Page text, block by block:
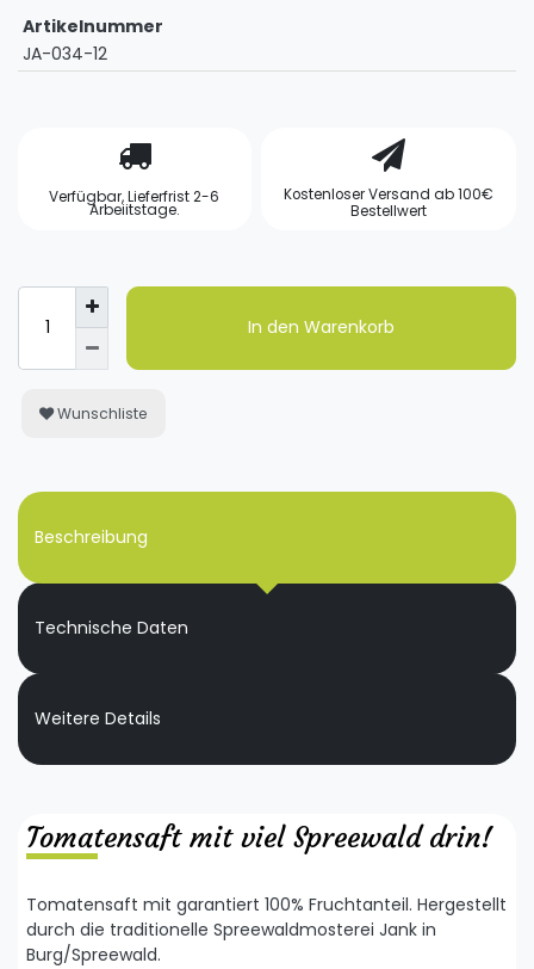
Artikelnummer
JA-034-12
Verfügbar, Lieferfrist 2-6
Arbeiitstage.
Kostenloser Versand ab 100€
Bestellwert
In den Warenkorb
Wunschliste
Beschreibung
Technische Daten
Weitere Details
Tomatensaft mit viel Spreewald drin!
Tomatensaft mit garantiert 100% Fruchtanteil. Hergestellt
durch die traditionelle Spreewaldmosterei Jank in
Burg/Spreewald.